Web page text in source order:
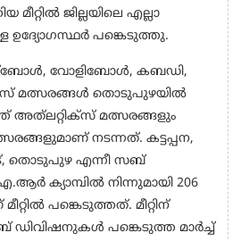
മീറ്റില്‍ ജില്ലയിലെ എല്ലാ
ഉദ്യോഗസ്ഥര്‍ പങ്കെടുത്തു.
ഫുട്ബോള്‍, വോളിബോള്‍, കബഡി,
മത്സരങ്ങള്‍ തൊടുപുഴയില്‍
അത്‌ലറ്റിക്‌സ്‌ മത്സരങ്ങളും
നടന്നത്. കട്ടപ്പന,
തൊടുപുഴ എന്നീ സബ്
ക്യാമ്പില്‍ നിന്നുമായി 206
പങ്കെടുത്തത്. മീറ്റിന്
ഡിവിഷനുകള്‍ പങ്കെടുത്ത മാര്‍ച്ച്